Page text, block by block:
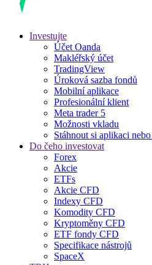
Investujte
Účet Oanda
Makléřský účet
TradingView
Úroková sazba fondů
Mobilní aplikace
Profesionální klient
Meta trader 5
Možnosti vkladu
Stáhnout si aplikaci
Do čeho investovat
Forex
Akcie
ETFs
Akcie CFD
Indexy CFD
Komodity CFD
Kryptoměny CFD
ETF fondy CFD
Specifikace nástrojů
SpaceX